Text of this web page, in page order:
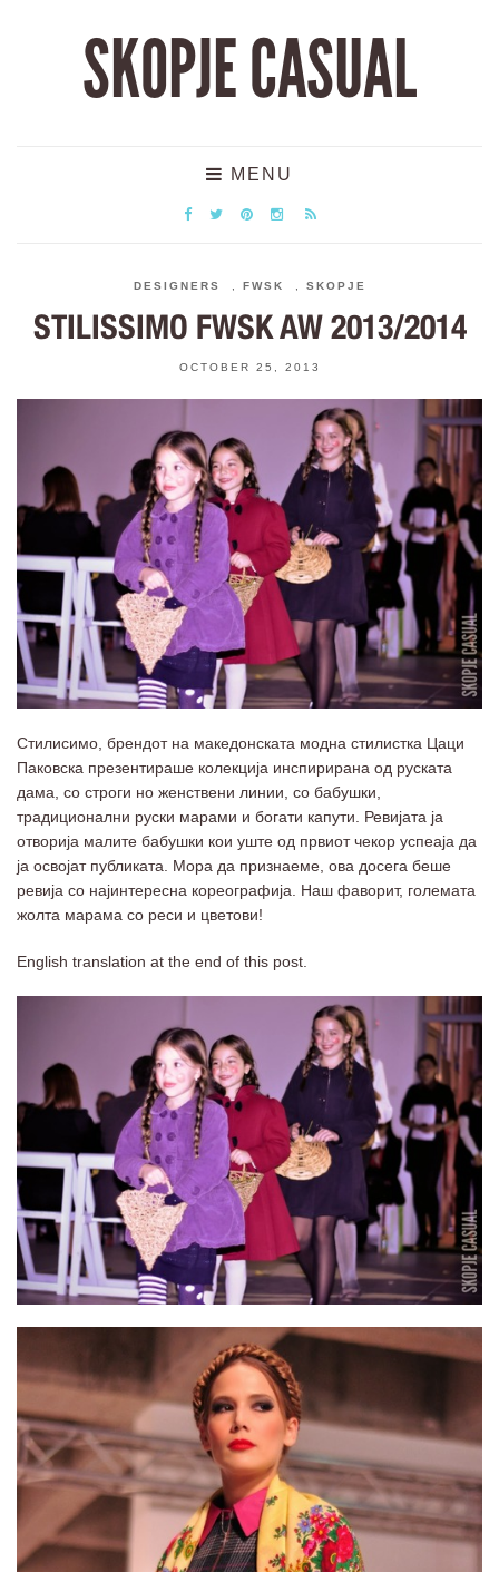
SKOPJE CASUAL
MENU
DESIGNERS FWSK SKOPJE
STILISSIMO FWSK AW 2013/2014
OCTOBER 25, 2013
Стилисимо, брендот на македонската модна стилистка Цаци
Паковска презентираше колекција инспирирана од руската
дама, со строги но женствени линии, со бабушки,
традиционални руски марами и богати капути. Ревијата ја
отворија малите бабушки кои уште од првиот чекор успеаја да
ја освојат публиката. Мора да признаеме, ова досега беше
ревија со најинтересна кореографија. Наш фаворит, големата
жолта марама со реси и цветови!
English translation at the end of this post.